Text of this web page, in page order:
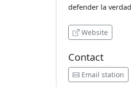
defender la
Website
Contact
Email station